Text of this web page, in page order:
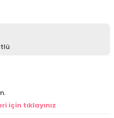
için tıklayınız